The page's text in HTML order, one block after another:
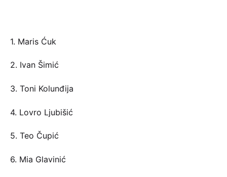
1. Maris Ćuk
2. Ivan Šimić
3. Toni Kolunđija
4. Lovro Ljubišić
5. Teo Čupić
6. Mia Glavinić